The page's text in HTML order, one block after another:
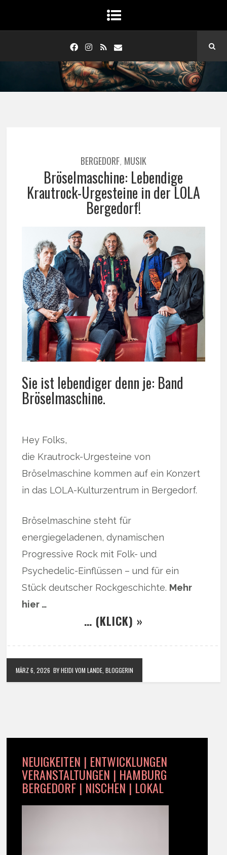
BERGEDORF, MUSIK
Bröselmaschine: Lebendige
Krautrock-Urgesteine in der LOLA
Bergedorf!
Sie ist lebendiger denn je: Band
Bröselmaschine.
Hey Folks,
die Krautrock-Urgesteine von
Bröselmaschine kommen auf ein Konzert
in das LOLA-Kulturzentrum in Bergedorf.
Bröselmaschine steht für
energiegeladenen, dynamischen
Progressive Rock mit Folk- und
Psychedelic-Einflüssen – und für ein
Stück deutscher Rockgeschichte. Mehr
hier …
… (KLICK) »
MÄRZ 6, 2026 BY HEIDI VOM LANDE, BLOGGERIN
NEUIGKEITEN | ENTWICKLUNGEN
VERANSTALTUNGEN | HAMBURG
BERGEDORF | NISCHEN | LOKAL